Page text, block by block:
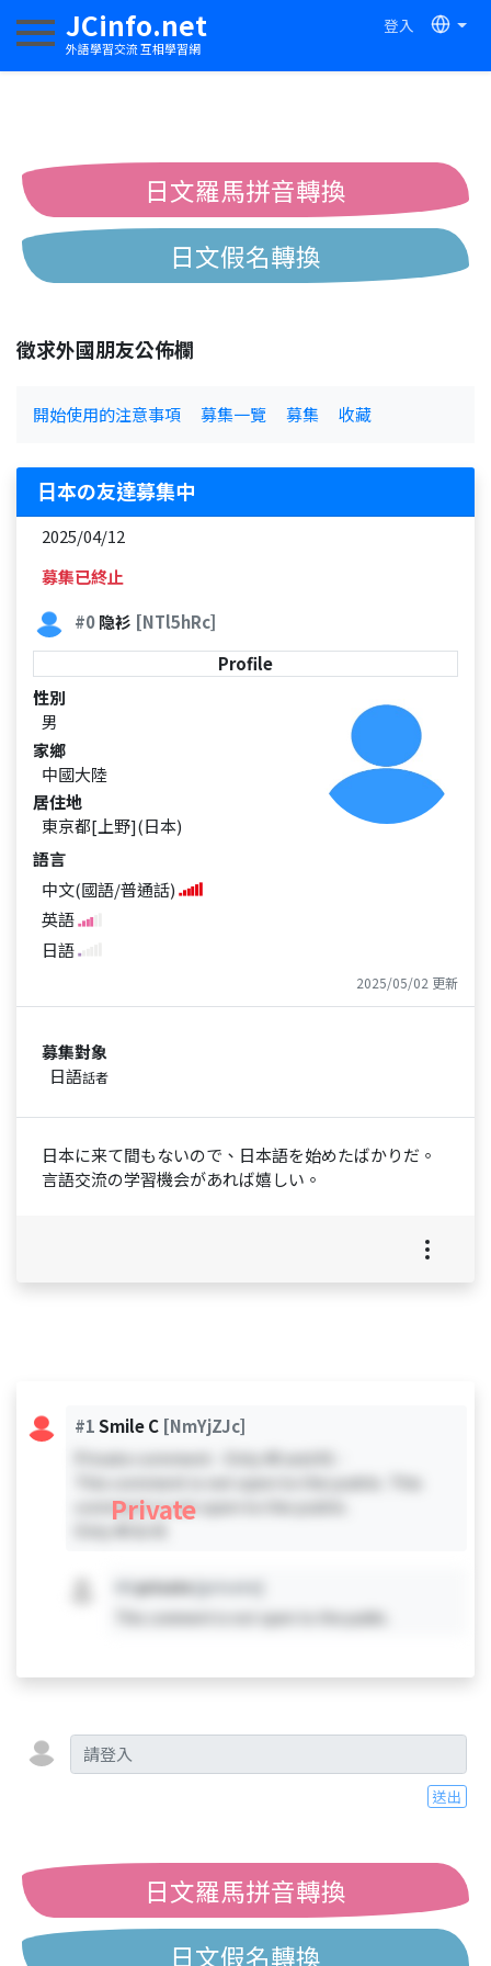
JCinfo.net
外語學習交流 互相學習網
登入
切換導航
日文羅馬拼音轉換
日文假名轉換
徵求外國朋友公佈欄
開始使用的注意事項 募集一覽 募集 收藏
日本の友達募集中
2025/04/12
募集已終止
#0隐衫 [NTl5hRc]
Profile
性別
男
家鄉
中國大陸
居住地
東京都[上野](日本)
語言
中文(國語/普通話)
英語
日語
2025/05/02 更新
募集對象
日語話者
日本に来て間もないので、日本語を始めたばかりだ。
言語交流の学習機会があれば嬉しい。
#1Smile C [NmYjZJc]
Private comment - Only #0 and #1 -
This comment is not open to the public. This
comment is not open to the public.
Private
private [private]
This comment is not open to the public.
送出
日文羅馬拼音轉換
日文假名轉換